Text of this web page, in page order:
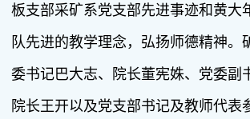
板支部采矿系党支部先进事迹和黄大
队先进的教学理念，弘扬师德精神。
委书记巴大志、院长董宪姝、党委副
院长王开以及党支部书记及教师代表